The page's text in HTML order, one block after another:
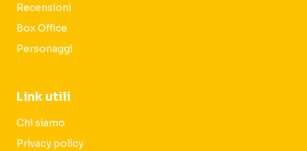
Recensioni
Box Office
Personaggi
Link utili
Chi siamo
Privacy policy